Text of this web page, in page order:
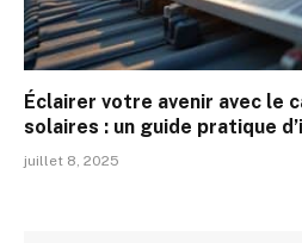
Éclairer votre avenir avec le
solaires : un guide pratique
juillet 8, 2025